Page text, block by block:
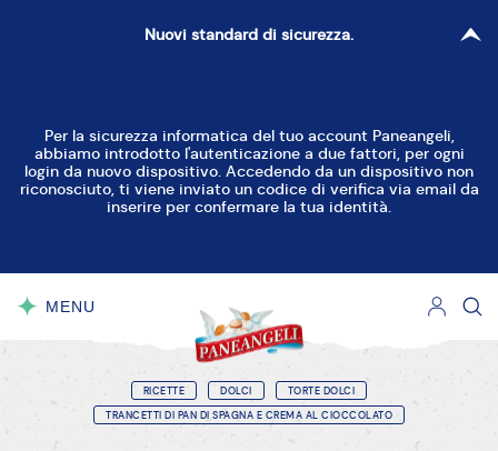
Nuovi standard di sicurezza.
Per la sicurezza informatica del tuo account Paneangeli,
abbiamo introdotto l'autenticazione a due fattori, per ogni
login da nuovo dispositivo. Accedendo da un dispositivo non
riconosciuto, ti viene inviato un codice di verifica via email da
inserire per confermare la tua identità.
MENU
RICETTE DOLCI
TORTE DOLCI
TRANCETTI DI PAN DI SPAGNA E CREMA AL CIOCCOLATO